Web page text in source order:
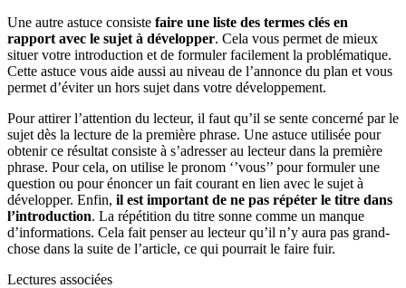
Une autre astuce consiste faire une liste des termes clés en
rapport avec le sujet à développer. Cela vous permet de mieux
situer votre introduction et de formuler facilement la problématique.
Cette astuce vous aide aussi au niveau de l’annonce du plan et vous
permet d’éviter un hors sujet dans votre développement.
Pour attirer l’attention du lecteur, il faut qu’il se sente concerné par le
sujet dès la lecture de la première phrase. Une astuce utilisée pour
obtenir ce résultat consiste à s’adresser au lecteur dans la première
phrase. Pour cela, on utilise le pronom ‘’vous’’ pour formuler une
question ou pour énoncer un fait courant en lien avec le sujet à
développer. Enfin, il est important de ne pas répéter le titre dans
l’introduction. La répétition du titre sonne comme un manque
d’informations. Cela fait penser au lecteur qu’il n’y aura pas grand-
chose dans la suite de l’article, ce qui pourrait le faire fuir.
Lectures associées